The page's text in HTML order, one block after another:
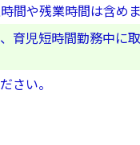
間や残業時間は含め
育児短時間勤務中
さい。